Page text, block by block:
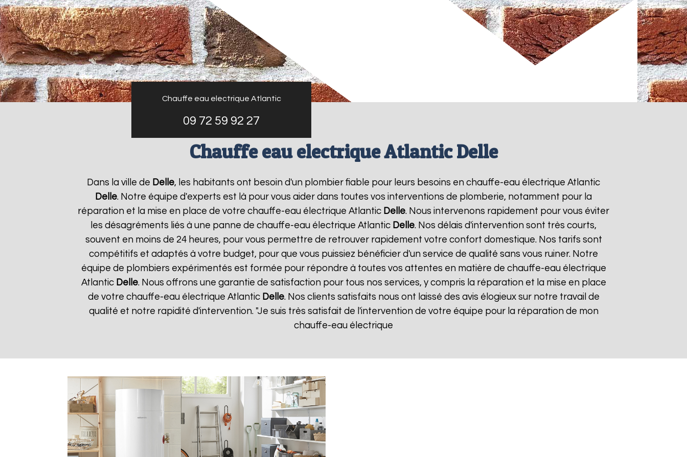
Chauffe eau electrique Atlantic
09 72 59 92 27
Chauffe eau electrique Atlantic Delle
Dans la ville de Delle, les habitants ont besoin d'un plombier fiable pour leurs besoins en chauffe-eau électrique Atlantic
Delle. Notre équipe d'experts est là pour vous aider dans toutes vos interventions de plomberie, notamment pour la
réparation et la mise en place de votre chauffe-eau électrique Atlantic Delle. Nous intervenons rapidement pour vous éviter
les désagréments liés à une panne de chauffe-eau électrique Atlantic Delle. Nos délais d'intervention sont très courts,
souvent en moins de 24 heures, pour vous permettre de retrouver rapidement votre confort domestique. Nos tarifs sont
compétitifs et adaptés à votre budget, pour que vous puissiez bénéficier d'un service de qualité sans vous ruiner. Notre
équipe de plombiers expérimentés est formée pour répondre à toutes vos attentes en matière de chauffe-eau électrique
Atlantic Delle. Nous offrons une garantie de satisfaction pour tous nos services, y compris la réparation et la mise en place
de votre chauffe-eau électrique Atlantic Delle. Nos clients satisfaits nous ont laissé des avis élogieux sur notre travail de
qualité et notre rapidité d'intervention. "Je suis très satisfait de l'intervention de votre équipe pour la réparation de mon
chauffe-eau électrique